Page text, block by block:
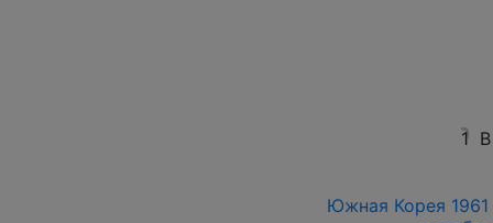
1
Южная Корея 1961